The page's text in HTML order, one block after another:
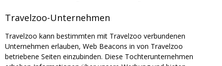
Travelzoo-Unternehmen
Travelzoo kann bestimmten mit Travelzoo verbundenen
Unternehmen erlauben, Web Beacons in von Travelzoo
betriebene Seiten einzubinden. Diese Tochterunternehmen